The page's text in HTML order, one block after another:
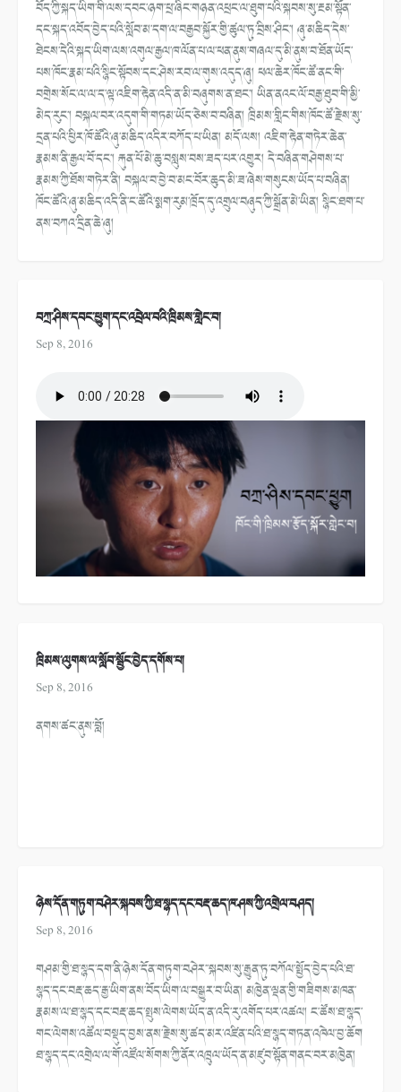
བོད་ཀྱི་སྐད་ཡིག་གི་ལས་དབང་ཉག་ཕྲ་ཞིང་གཉན་འཕྲང་ལ་ཐུག་པའི་སྐབས་སུ་རྔམ་སྟོན་
དང་སྐད་འབོད་བྱེད་པའི་སློབ་མ་དག་ལ་བརྒྱབ་སྐྱོར་གྱི་ཚུལ་ཏུ་བྲིས་ཤིང་། ཞུ་མཆིད་དེས་
ཐེངས་དེའི་སྐད་ཡིག་ལས་འགུལ་རྒྱལ་ཁ་ལོན་པ་ལ་ཕན་ནུས་གཞལ་དུ་མི་ནུས་བ་ཐོན་ཡོད་
པས་ཁོང་རྣམ་པའི་སྙིང་སྟོབས་དང་ཤེས་རབ་ལ་གུས་འདུད་ཞུ། ཕལ་ཆེར་ཁོང་ཚོ་ནང་གི་
བགྲེས་སོང་ལ་ལ་ད་ལྟ་འཇིག་རྟེན་འདི་ན་མི་བཞུགས་ན་ཐང་། ཡིན་ནའང་ལོ་བརྒྱ་ཐུབ་གི་མྱི་
མེད་རུང་། བསྐལ་བར་འདུག་གི་གཏམ་ཡོད་ཅེས་བ་བཞིན། ཁྲིམས་གླིང་གིས་ཁོང་ཚོ་རྗེས་སུ་
དྲན་པའི་ཕྱིར་ཁོ་ཚོའི་ཞུ་མཆིད་འདིར་བཀོད་པ་ཡིན། མདོ་ལས། འཇིག་རྟེན་གཏེར་ཆེན་
རྣམས་ནི་རྒྱལ་བོ་དང་། རྐུན་པོ་མེ་ཆུ་བསླུས་བས་ཟད་པར་འགྱུར། དེ་བཞིན་གཤེགས་པ་
རྣམས་ཀྱི་ཐོས་གཏེར་ནི། བསྐལ་བ་བྱེ་བ་མང་བོར་ཆུད་མི་ཟ་ཞེས་གསུངས་ཡོད་པ་བཞིན།
ཁོང་ཚོའི་ཞུ་མཆིད་འདི་ནི་ང་ཚོའི་སྨག་རུམ་ཁྲོད་དུ་འགྲུལ་བཞུད་ཀྱི་སྒྲོན་མེ་ཡིན། སྙིང་ཐག་པ་
ནས་བཀའ་དྲིན་ཆེ་ཞུ།
བཀྲ་ཤིས་དབང་ཕྱུག་དང་འབྲེལ་བའི་ཁྲིམས་གླེང་བ།
Sep 8, 2016
ཁྲིམས་ལུགས་ལ་སློབ་སྦྱོང་བྱེད་དགོས་པ།
Sep 8, 2016
ནགས་ཚང་ནུས་བློ།
ཉེས་དོན་གཏུག་བཤེར་སྐབས་ཀྱི་ཐ་སྙད་དང་བརྡ་ཆད་ཁ་ཤས་ཀྱི་འགྲེལ་བཤད།
Sep 8, 2016
གཤམ་གྱི་ཐ་སྙད་དག་ནི་ཉེས་དོན་གཏུག་བཤེར་་སྐབས་སུ་རྒྱུན་ཏུ་བཀོལ་སྤྱོད་བྱེད་པའི་ཐ་
སྙད་དང་བརྡ་ཆད་རྒྱ་ཡིག་ནས་བོད་ཡིག་ལ་བསྒྱུར་བ་ཡིན། མཁྱེན་ལྡན་གྱི་གཟིགས་མཁན་
རྣམས་ལ་ཐ་སྙད་དང་བརྡ་ཆད་སྤུས་ལེགས་ཡོད་ན་འདི་རུ་འགོད་པར་འཚལ། ང་ཚོས་ཐ་སྙད་
གང་ལེགས་འཚོལ་བསྡུད་བྱས་ནས་རྗེས་སུ་ཚད་མར་འཛིན་པའི་ཐ་སྙད་གཏན་འཁེལ་བྱ་ཆོག
ཐ་སྙད་དང་འགྲེལ་ལ་གོ་འཛོལ་སོགས་ཀྱི་ནོར་འཁྲུལ་ཡོད་ན་མཛུབ་སྟོན་གནང་བར་མཁྱེན།